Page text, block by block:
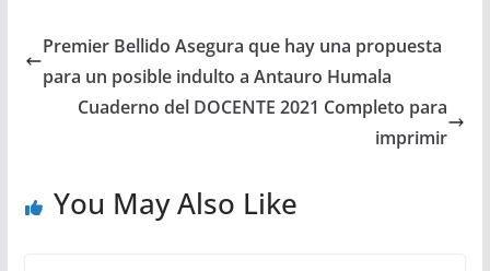
Premier Bellido Asegura que hay una propuesta
para un posible indulto a Antauro Humala
Cuaderno del DOCENTE 2021 Completo para
imprimir
You May Also Like